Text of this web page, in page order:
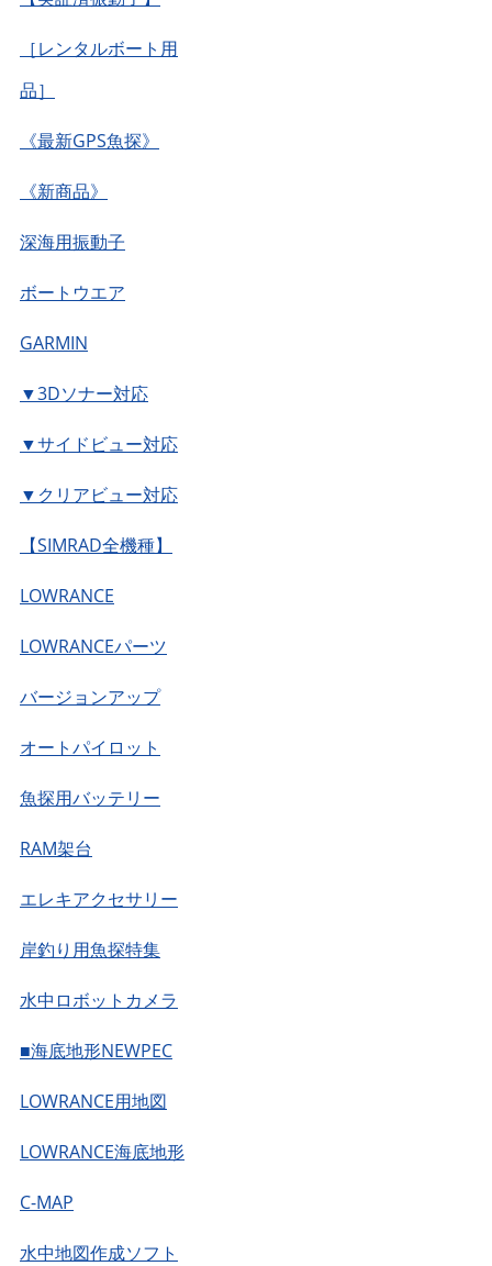
［レンタルボート用
品］
《最新GPS魚探》
《新商品》
深海用振動子
ボートウエア
GARMIN
▼3Dソナー対応
▼サイドビュー対応
▼クリアビュー対応
【SIMRAD全機種】
LOWRANCE
LOWRANCEパーツ
バージョンアップ
オートパイロット
魚探用バッテリー
RAM架台
エレキアクセサリー
岸釣り用魚探特集
水中ロボットカメラ
■海底地形NEWPEC
LOWRANCE用地図
LOWRANCE海底地形
C-MAP
水中地図作成ソフト